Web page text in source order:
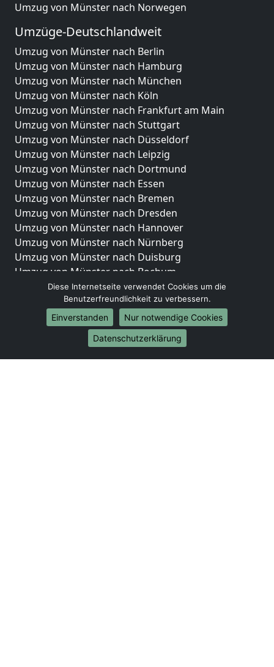
Umzug von Münster nach Norwegen
Umzüge-Deutschlandweit
Umzug von Münster nach Berlin
Umzug von Münster nach Hamburg
Umzug von Münster nach München
Umzug von Münster nach Köln
Umzug von Münster nach Frankfurt am Main
Umzug von Münster nach Stuttgart
Umzug von Münster nach Düsseldorf
Umzug von Münster nach Leipzig
Umzug von Münster nach Dortmund
Umzug von Münster nach Essen
Umzug von Münster nach Bremen
Umzug von Münster nach Dresden
Umzug von Münster nach Hannover
Umzug von Münster nach Nürnberg
Umzug von Münster nach Duisburg
Umzug von Münster nach Bochum
Umzug von Münster nach Wuppertal
Umzug von Münster nach Bielefeld
Umzug von Münster nach Bonn
Umzug von Münster nach Münster
Diese Internetseite verwendet Cookies um die
Benutzerfreundlichkeit zu verbessern.
Einverstanden
Nur notwendige Cookies
Datenschutzerklärung